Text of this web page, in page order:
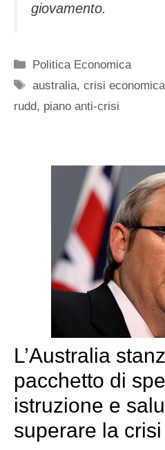
giovamento.
Categorie
Politica Economica
Tag
australia,crisi economica
rudd, piano anti-crisi
L’Australia
pacchetto di
istruzione e
superare la crisi